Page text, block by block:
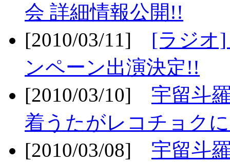
会 詳細情報公開!!
[2010/03/11] [ラジオ
ンペーン出演決定!!
[2010/03/10] 宇留斗
着うたがレコチョク
[2010/03/08] 宇留斗